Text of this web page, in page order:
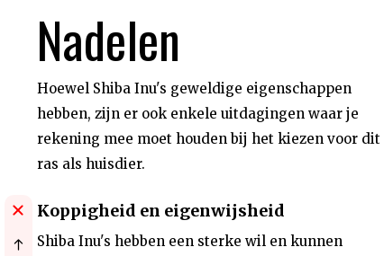
Nadelen
Hoewel Shiba Inu's geweldige eigenschappen
hebben, zijn er ook enkele uitdagingen waar je
rekening mee moet houden bij het kiezen voor dit
ras als huisdier.
Koppigheid en eigenwijsheid
Shiba Inu's hebben een sterke wil en kunnen